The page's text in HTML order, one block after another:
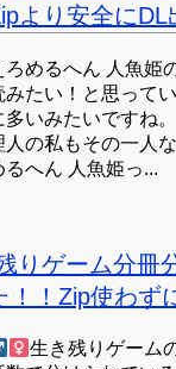
より安全にDL
ろめるへん 人魚姫
みたい！と思って
多いみたいですね
人の私もその一人
るへん 人魚姫っ...
りゲーム分冊
！！Zip使わず
生き残りゲーム